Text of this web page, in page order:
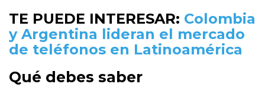
TE PUEDE INTERESAR: Colombia
y Argentina lideran el mercado
de teléfonos en Latinoamérica
Qué debes saber